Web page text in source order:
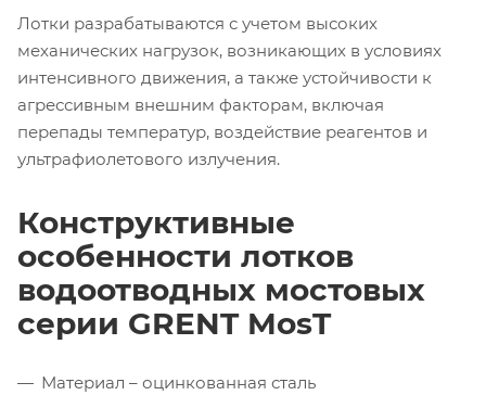
Лотки разрабатываются с учетом высоких
механических нагрузок, возникающих в условиях
интенсивного движения, а также устойчивости к
агрессивным внешним факторам, включая
перепады температур, воздействие реагентов и
ультрафиолетового излучения.
Конструктивные
особенности лотков
водоотводных мостовых
серии GRENT MosT
Материал – оцинкованная сталь